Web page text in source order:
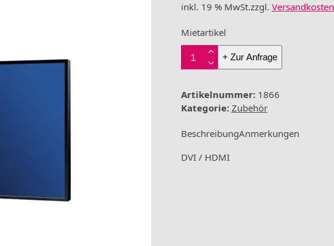
inkl. 19 % MwSt.zzgl. Versandkosten
Mietartikel
NEC
Bildschrim
Menge
+ Zur Anfrage
Artikelnummer: 1866
Kategorie: Zubehör
BeschreibungAnmerkungen
DVI / HDMI